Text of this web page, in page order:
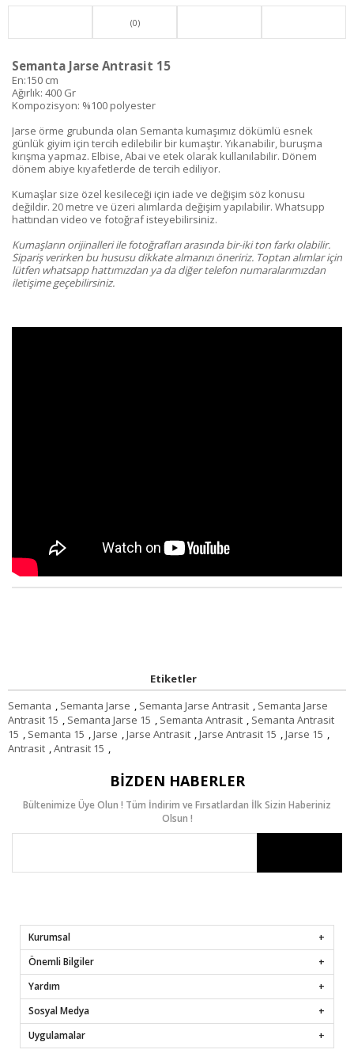
(0)
Semanta Jarse Antrasit 15
En:150 cm
Ağırlık: 400 Gr
Kompozisyon: %100 polyester
Jarse örme grubunda olan Semanta kumaşımız dökümlü esnek
günlük giyim için tercih edilebilir bir kumaştır. Yıkanabilir, buruşma
kırışma yapmaz. Elbise, Abai ve etek olarak kullanılabilir. Dönem
dönem abiye kıyafetlerde de tercih ediliyor.
Kumaşlar size özel kesileceği için iade ve değişim söz konusu
değildir. 20 metre ve üzeri alımlarda değişim yapılabilir. Whatsupp
hattından video ve fotoğraf isteyebilirsiniz.
Kumaşların orijinalleri ile fotoğrafları arasında bir-iki ton farkı olabilir.
Sipariş verirken bu hususu dikkate almanızı öneririz. Toptan alımlar için
lütfen whatsapp hattımızdan ya da diğer telefon numaralarımızdan
iletişime geçebilirsiniz.
Etiketler
Semanta , Semanta Jarse , Semanta Jarse Antrasit , Semanta Jarse
Antrasit 15 , Semanta Jarse 15 , Semanta Antrasit , Semanta Antrasit
15 , Semanta 15 ,Jarse ,Jarse Antrasit ,Jarse Antrasit 15 ,Jarse 15 ,
Antrasit ,Antrasit 15 ,
BIZDEN HABERLER
Bültenimize Üye Olun ! Tüm İndirim ve Fırsatlardan İlk Sizin Haberiniz
Olsun !
Kurumsal
Önemli Bilgiler
Yardım
Sosyal Medya
Uygulamalar